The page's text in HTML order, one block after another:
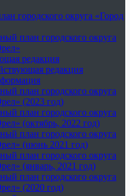
городского округа «Город
план городского округа
редакция
редакция
план городского округа
(2023 год)
план городского округа
(октябрь, 2022 год)
план городского округа
(июнь 2021 год)
план городского округа
(январь, 2021 год)
план городского округа
(2020 год)